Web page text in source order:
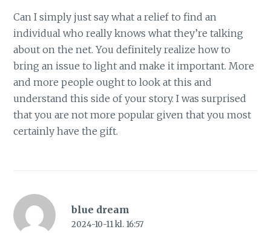
Can I simply just say what a relief to find an
individual who really knows what they’re talking
about on the net. You definitely realize how to
bring an issue to light and make it important. More
and more people ought to look at this and
understand this side of your story. I was surprised
that you are not more popular given that you most
certainly have the gift.
blue dream
2024-10-11 kl. 16:57